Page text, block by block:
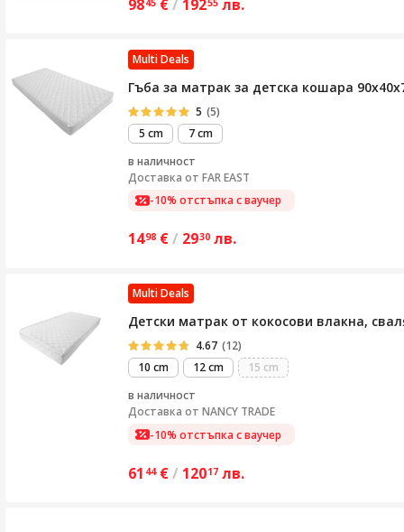
98 €/ 192 лв.
Multi Deals
Гъба за матрак за детска кошара
5 (5)
5 cm
7 cm
в наличност
Доставка от FAR EAST
-10% отстъпка с ваучер
1498 €/ 2930 лв.
Multi Deals
Детски матрак от кокосови влакна,
4.67 (12)
10 cm
12 cm
15 cm
в наличност
Доставка от NANCY TRADE
-10% отстъпка с ваучер
61 44 €/ 12017 лв.